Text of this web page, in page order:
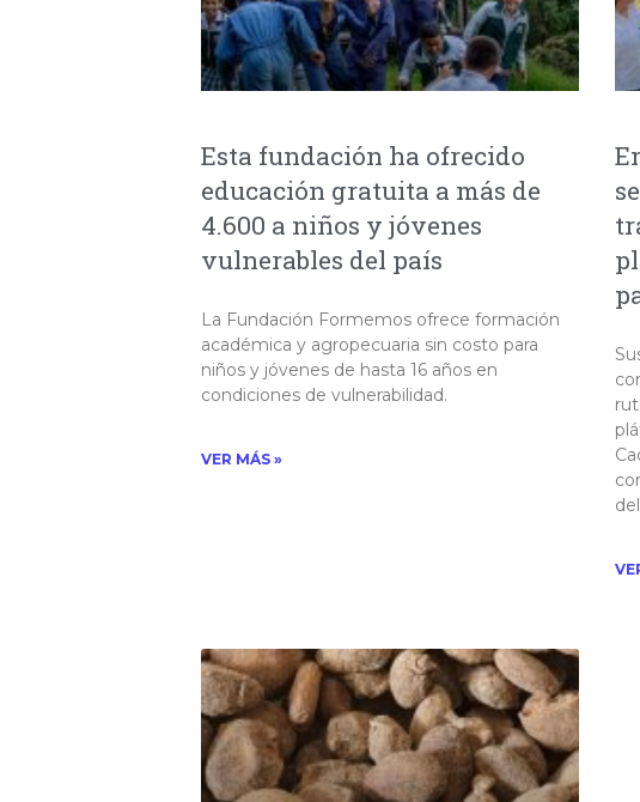
Esta fundación ha ofrecido
educación gratuita a más de
4.600 a niños y jóvenes
vulnerables del país
La Fundación Formemos ofrece formación
académica y agropecuaria sin costo para
niños y jóvenes de hasta 16 años en
condiciones de vulnerabilidad.
VER MÁS »